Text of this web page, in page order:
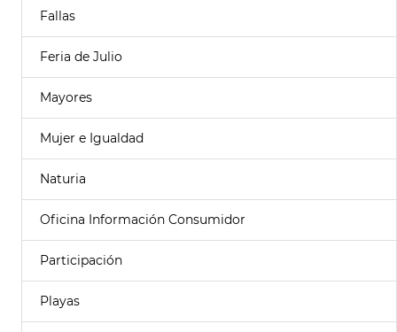
Fallas
Feria de Julio
Mayores
Mujer e Igualdad
Naturia
Oficina Información Consumidor
Participación
Playas